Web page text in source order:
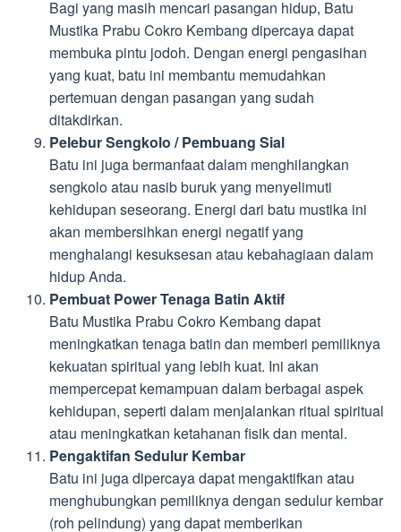
Bagi yang masih mencari pasangan hidup, Batu
Mustika Prabu Cokro Kembang dipercaya dapat
membuka pintu jodoh. Dengan energi pengasihan
yang kuat, batu ini membantu memudahkan
pertemuan dengan pasangan yang sudah
ditakdirkan.
Pelebur Sengkolo / Pembuang Sial
Batu ini juga bermanfaat dalam menghilangkan
sengkolo atau nasib buruk yang menyelimuti
kehidupan seseorang. Energi dari batu mustika ini
akan membersihkan energi negatif yang
menghalangi kesuksesan atau kebahagiaan dalam
hidup Anda.
Pembuat Power Tenaga Batin Aktif
Batu Mustika Prabu Cokro Kembang dapat
meningkatkan tenaga batin dan memberi pemiliknya
kekuatan spiritual yang lebih kuat. Ini akan
mempercepat kemampuan dalam berbagai aspek
kehidupan, seperti dalam menjalankan ritual spiritual
atau meningkatkan ketahanan fisik dan mental.
Pengaktifan Sedulur Kembar
Batu ini juga dipercaya dapat mengaktifkan atau
menghubungkan pemiliknya dengan sedulur kembar
(roh pelindung) yang dapat memberikan